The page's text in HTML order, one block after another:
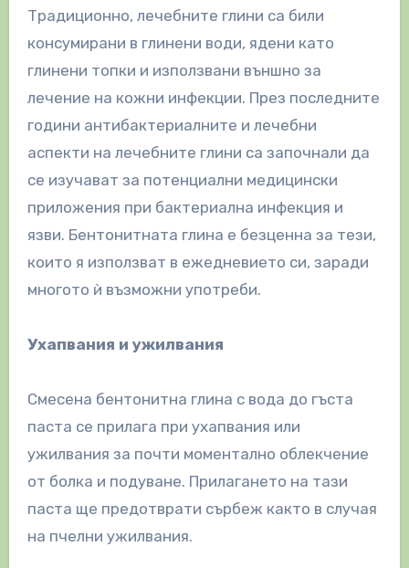
Традиционно, лечебните глини са били
консумирани в глинени води, ядени като
глинени топки и използвани външно за
лечение на кожни инфекции. През последните
години антибактериалните и лечебни
аспекти на лечебните глини са започнали да
се изучават за потенциални медицински
приложения при бактериална инфекция и
язви. Бентонитната глина е безценна за тези,
които я използват в ежедневието си, заради
многото ѝ възможни употреби.
Ухапвания и ужилвания
Смесена бентонитна глина с вода до гъста
паста се прилага при ухапвания или
ужилвания за почти моментално облекчение
от болка и подуване. Прилагането на тази
паста ще предотврати сърбеж както в случая
на пчелни ужилвания.